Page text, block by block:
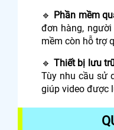
🔹
Phần mềm
đơn hàng,
mềm còn hỗ trợ
🔹 Thiết bị lưu
Tùy nhu cầu sử
giúp video được